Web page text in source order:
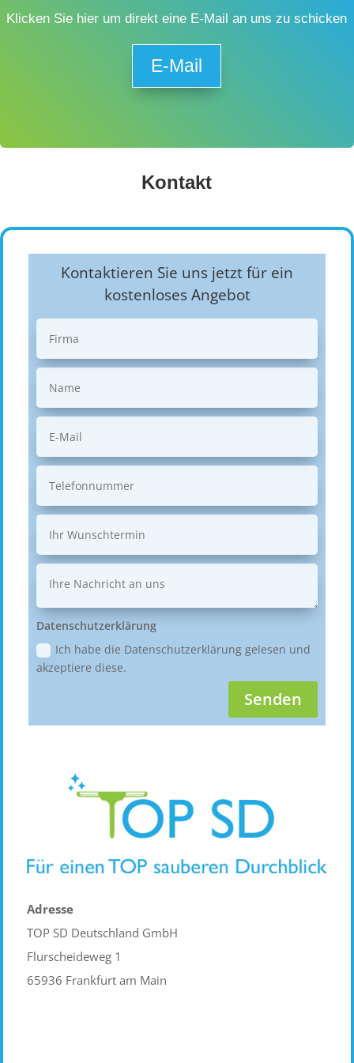
Klicken Sie hier um direkt eine E-Mail an uns zu schicken
E-Mail
Kontakt
Kontaktieren Sie uns jetzt für ein
kostenloses Angebot
Datenschutzerklärung
Ich habe die Datenschutzerklärung gelesen und
akzeptiere diese.
Senden
Adresse
TOP SD Deutschland GmbH
Flurscheideweg 1
65936 Frankfurt am Main